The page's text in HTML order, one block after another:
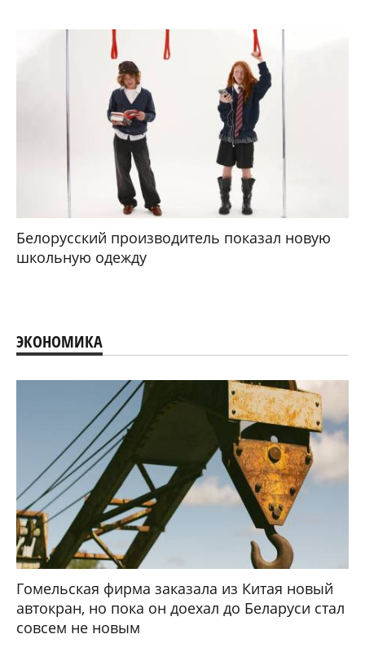
Белорусский производитель показал новую
школьную одежду
ЭКОНОМИКА
Гомельская фирма заказала из Китая новый
автокран, но пока он доехал до Беларуси стал
совсем не новым